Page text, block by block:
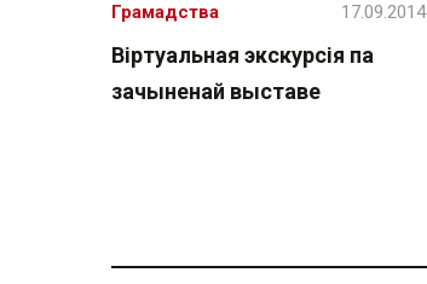
Віртуальная экскурсія па
зачыненай выставе
Грамадства 17.09.2014